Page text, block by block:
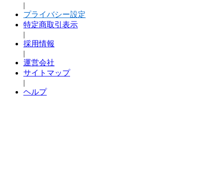
|
プライバシー設定
特定商取引表示
|
採用情報
|
運営会社
サイトマップ
|
ヘルプ